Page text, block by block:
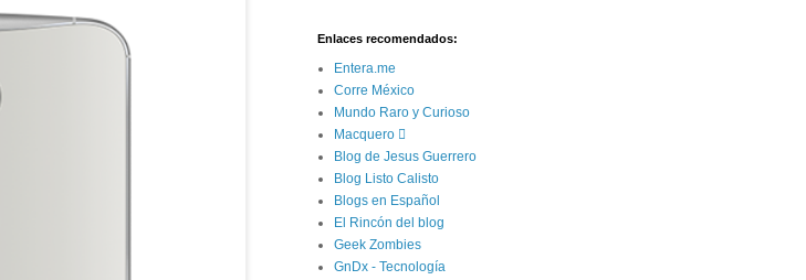
Enlaces recomendados:
Entera.me
Corre México
Mundo Raro y Curioso
Macquero 
Blog de Jesus Guerrero
Blog Listo Calisto
Blogs en Español
El Rincón del blog
Geek Zombies
GnDx - Tecnología